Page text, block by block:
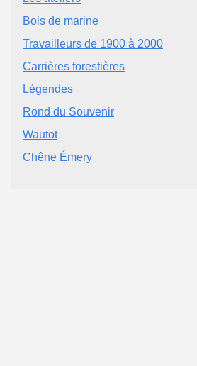
Bois de marine
Travailleurs de 1900 à 2000
Carrières forestières
Légendes
Rond du Souvenir
Wautot
Chêne Émery